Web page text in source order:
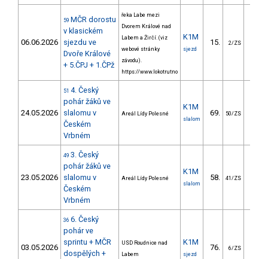
06.06.2026
59 MČR dorostu
v klasickém
sjezdu ve
Dvoře Králové
+ 5.ČPJ + 1.ČPž
řeka Labe mezi
Dvorem Králové nad
Labem a Žirčí. (viz
webové stránky
závodu).
https://www.lokotrutno
K1M
sjezd
15. 2/ZS
24.05.2026
51 4. Český
pohár žáků ve
slalomu v
Českém
Vrbném
Areál Lídy Polesné
K1M
slalom
69. 50/ZS
23.05.2026
49 3. Český
pohár žáků ve
slalomu v
Českém
Vrbném
Areál Lídy Polesné
K1M
slalom
58. 41/ZS
03.05.2026
36 6. Český
pohár ve
sprintu + MČR
dospělých +
USD Roudnice nad
Labem
K1M
sjezd
76. 6/ZS